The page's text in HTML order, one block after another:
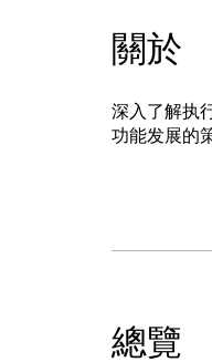
關於
深入了解执
功能发展的
總覽